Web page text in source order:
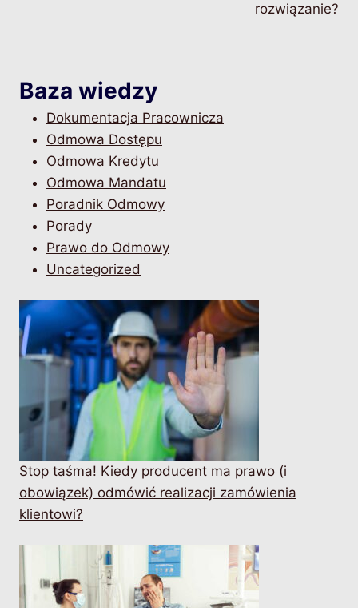
rozwiązanie?
Baza wiedzy
Dokumentacja Pracownicza
Odmowa Dostępu
Odmowa Kredytu
Odmowa Mandatu
Poradnik Odmowy
Porady
Prawo do Odmowy
Uncategorized
Stop taśma! Kiedy producent ma prawo (i
obowiązek) odmówić realizacji zamówienia
klientowi?